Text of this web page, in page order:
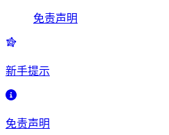
免责声明
新手提示
免责声明